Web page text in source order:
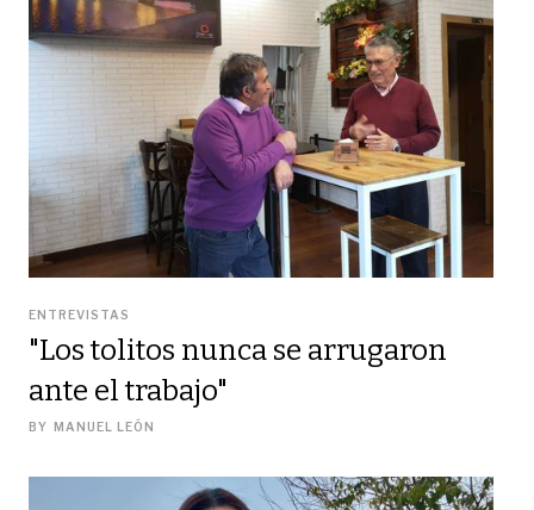
ENTREVISTAS
"Los tolitos nunca se arrugaron
ante el trabajo"
BY MANUEL LEÓN